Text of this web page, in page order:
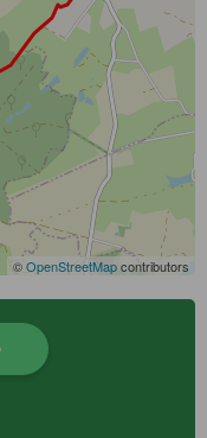
©OpenStreetMapcontributors